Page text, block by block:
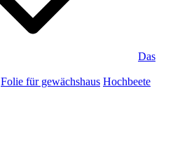
Das
Folie für gewächshaus Hochbeete